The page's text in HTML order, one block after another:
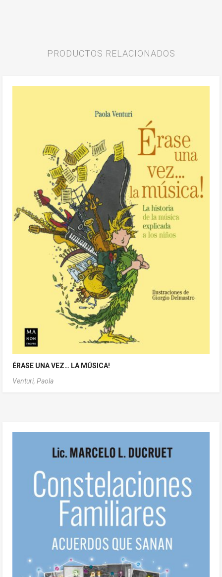
PRODUCTOS RELACIONADOS
ÉRASE UNA VEZ… LA MÚSICA!
Venturi, Paola